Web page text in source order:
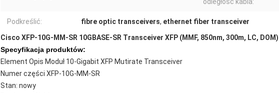
odległość kabla:
Podkreślić: fibre optic transceivers, ethernet fiber transceiver
Cisco XFP-10G-MM-SR 10GBASE-SR Transceiver XFP (MMF, 850nm, 300m, LC, DOM)
Specyfikacja produktów:
Element Opis Moduł 10-Gigabit XFP Mutirate Transceiver
Numer części XFP-10G-MM-SR
Stan: nowy